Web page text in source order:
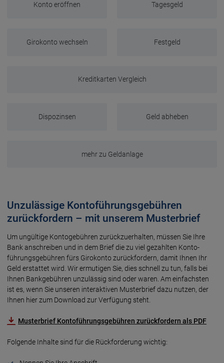
Konto eröffnen Tagesgeld
Festgeld
Kreditkarten Vergleich
Dispozinsen
Girokonto wechseln
Geld abheben
mehr zu Geldanlage
Unzulässige Kontoführungsgebühren
zurückfordern – mit unserem Musterbrief
Um ungültige Kontogebühren zurückzuerhalten, müssen Sie Ihre
Bank an­schreiben und in dem Brief die zu viel gezahlten Konto­
führungs­gebühren fürs Giro­konto zurück­for­dern, damit Ihnen Ihr
Geld erstattet wird. Wir ermutigen Sie, dies schnell zu tun, falls bei
Ihnen Bank­gebühren unzu­lässig sind oder waren. Am einfach­sten
ist es, wenn Sie unse­ren inter­aktiven Muster­brief dazu nutzen, der
Ihnen hier zum Download zur Verfü­gung steht.
Musterbrief Kontoführungsgebühren zurückfordern als PDF
Folgende Inhalte sind für die Rückforderung wichtig: